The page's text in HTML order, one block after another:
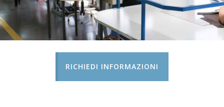
RICHIEDI INFORMAZIONI